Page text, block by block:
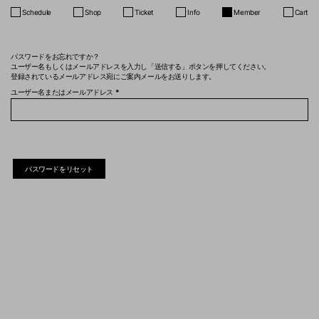
Schedule Shop Ticket Info Member Cart
パスワードをお忘れですか？
ユーザー名もしくはメールアドレスを入力し「送信する」ボタンを押してください。
登録されているメールアドレス宛にご案内メールをお送りします。
ユーザー名またはメールアドレス *必
須
パスワードをリセット